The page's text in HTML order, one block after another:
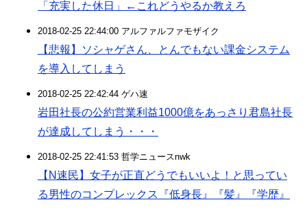
「充実した休日」←これどうやるか教えろ
2018-02-25 22:44:00 アルファルファモザイク
【悲報】ソシャゲさん、とんでもない課金システム
を導入してしまう
2018-02-25 22:42:44 ゲハ速
岩田社長の公約営業利益1000億をあっさり君島社長
が達成してしまう・・・
2018-02-25 22:41:53 哲学ニュースnwk
【N速民】女子が正直どうでもいいよ！と思ってい
る男性のコンプレックス『低身長』『髪』『学歴』